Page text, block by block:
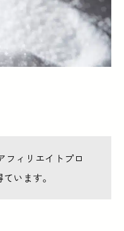
フィリエイトプロ
います。